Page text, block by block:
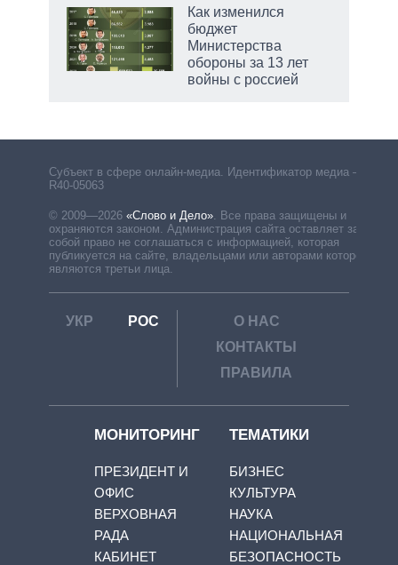
Как изменился
бюджет
Министерства
обороны за 13 лет
войны с россией
Субъект в сфере онлайн-медиа. Идентификатор медиа –
R40-05063
© 2009—2026 «Слово и Дело»
Все права защищены и
охраняются законом. Администрация сайта оставляет за
собой право не соглашаться с информацией, которая
публикуется на сайте, владельцами или авторами которой
являются третьи лица.
УКР РОС
О НАС
КОНТАКТЫ
ПРАВИЛА
МОНИТОРИНГ
ПРЕЗИДЕНТ И
ОФИС
ВЕРХОВНАЯ
РАДА
КАБИНЕТ
ТЕМАТИКИ
БИЗНЕС
КУЛЬТУРА
НАУКА
НАЦИОНАЛЬНАЯ
БЕЗОПАСНОСТЬ